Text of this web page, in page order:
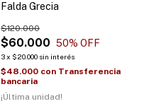
Falda Grecia
$60.000
$120.000
50% OFF
3x $20.000 sin interés
$48.000 con Transferencia
bancaria
¡Última unidad!